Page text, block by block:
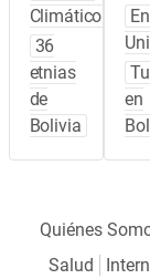
Climático
36
etnias
de
Bolivia
en
Quiénes
Salud